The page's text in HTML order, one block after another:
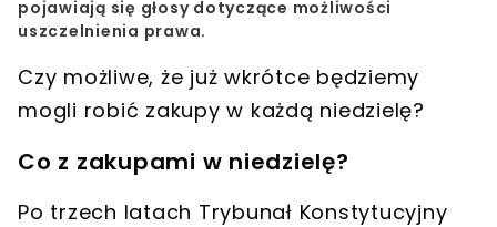
pojawiają się głosy dotyczące możliwości
uszczelnienia prawa.
Czy możliwe, że już wkrótce będziemy
mogli robić zakupy w każdą niedzielę?
Co z zakupami w niedzielę?
Po trzech latach Trybunał Konstytucyjny